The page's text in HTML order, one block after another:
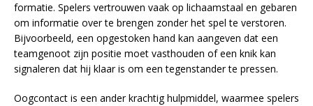
formatie. Spelers vertrouwen vaak op lichaamstaal en gebaren
om informatie over te brengen zonder het spel te verstoren.
Bijvoorbeeld, een opgestoken hand kan aangeven dat een
teamgenoot zijn positie moet vasthouden of een knik kan
signaleren dat hij klaar is om een tegenstander te pressen.
Oogcontact is een ander krachtig hulpmiddel, waarmee spelers